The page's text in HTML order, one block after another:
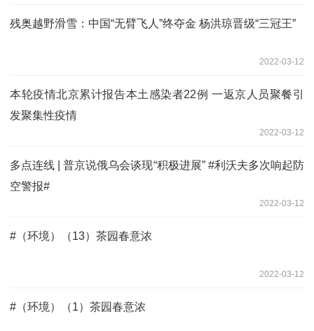
残奥越野滑雪：中国“无臂飞人”终夺金 杨洪琼晋级“三冠王”
2022-03-12
本轮疫情北京累计报告本土感染者22例 一返京人员聚餐引
发聚集性疫情
2022-03-12
多点连线 | 普京说俄乌会谈现“积极进展” #利沃夫多次响起防
空警报#
2022-03-12
#（环境）（13）茶园春意浓
2022-03-12
#（环境）（1）茶园春意浓